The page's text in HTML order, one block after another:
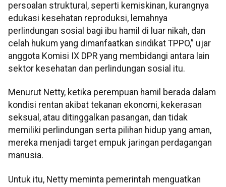
persoalan struktural, seperti kemiskinan, kurangnya
edukasi kesehatan reproduksi, lemahnya
perlindungan sosial bagi ibu hamil di luar nikah, dan
celah hukum yang dimanfaatkan sindikat TPPO,” ujar
anggota Komisi IX DPR yang membidangi antara lain
sektor kesehatan dan perlindungan sosial itu.
Menurut Netty, ketika perempuan hamil berada dalam
kondisi rentan akibat tekanan ekonomi, kekerasan
seksual, atau ditinggalkan pasangan, dan tidak
memiliki perlindungan serta pilihan hidup yang aman,
mereka menjadi target empuk jaringan perdagangan
manusia.
Untuk itu, Netty meminta pemerintah menguatkan